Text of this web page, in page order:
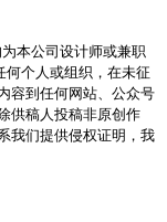
本公司设计师或兼职
何个人或组织，在未征
容到任何网站、公众号
供稿人投稿非原创作
我们提供侵权证明，我